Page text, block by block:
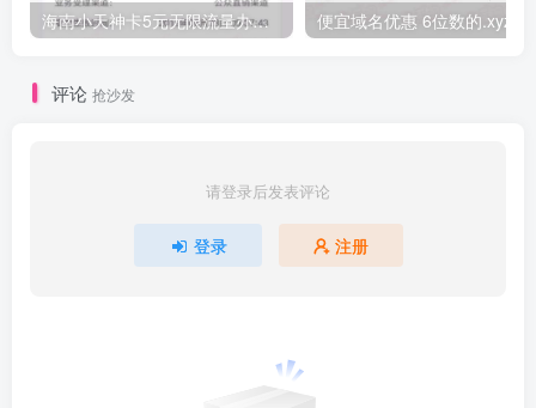
海南小天神卡5元无限流量办理的方法，5元流量不限量自行车来了
评论 抢沙发
请登录后发表评论
登录 注册